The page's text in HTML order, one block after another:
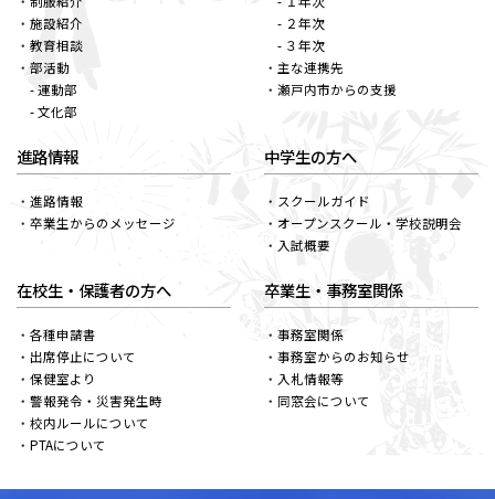
施設紹介
教育相談
部活動
- 運動部
- 文化部
- ２年次
- ３年次
主な連携先
瀬戸内市からの支援
進路情報
進路情報
卒業生からのメッセージ
中学生の方へ
スクールガイド
オープンスクール・学校説明会
入試概要
在校生・保護者の方へ
各種申請書
出席停止について
保健室より
警報発令・災害発生時
校内ルールについて
PTAについて
卒業生・事務室関係
事務室関係
事務室からのお知らせ
入札情報等
同窓会について